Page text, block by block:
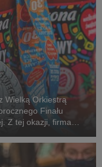
Wielką Orkiestrą
Finału
Z tej okazji, firma